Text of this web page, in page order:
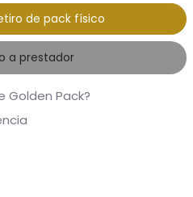
de pack físico
a prestador
Golden Pack?